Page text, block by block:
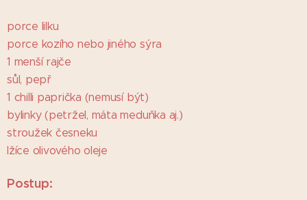
porce lilku
porce kozího nebo jiného sýra
1 menší rajče
sůl, pepř
1 chilli paprička (nemusí být)
bylinky (petržel, máta meduňka aj.)
stroužek česneku
lžíce olivového oleje
Postup: